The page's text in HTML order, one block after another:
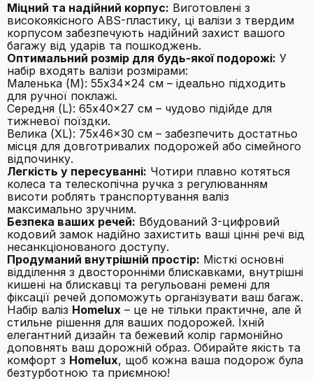
Міцний та надійний корпус: Виготовлені з
високоякісного ABS-пластику, ці валізи з твердим
корпусом забезпечують надійний захист вашого
багажу від ударів та пошкоджень.
Оптимальний розмір для будь-якої подорожі: У
набір входять валізи розмірами:
Маленька (M): 55x34x24 см – ідеально підходить
для ручної поклажі.
Середня (L): 65x40x27 см – чудово підійде для
тижневої поїздки.
Велика (XL): 75x46x30 см – забезпечить достатньо
місця для довготривалих подорожей або сімейного
відпочинку.
Легкість у пересуванні: Чотири плавно котяться
колеса та телескопічна ручка з регулюванням
висоти роблять транспортування валіз
максимально зручним.
Безпека ваших речей: Вбудований 3-цифровий
кодовий замок надійно захистить ваші цінні речі від
несанкціонованого доступу.
Продуманий внутрішній простір: Місткі основні
відділення з двосторонніми блискавками, внутрішні
кишені на блискавці та регульовані ремені для
фіксації речей допоможуть організувати ваш багаж.
Набір валіз Homelux – це не тільки практичне, але й
стильне рішення для ваших подорожей. Їхній
елегантний дизайн та бежевий колір гармонійно
доповнять ваш дорожній образ. Обирайте якість та
комфорт з Homelux, щоб кожна ваша подорож була
безтурботною та приємною!